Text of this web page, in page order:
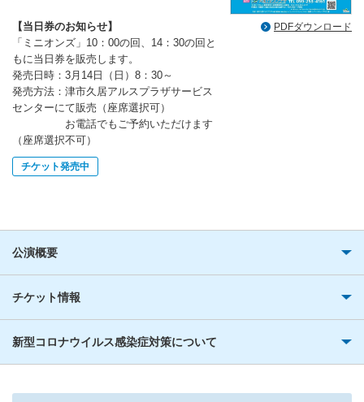
【当日券のお知らせ】
「ミニオンズ」10：00の回、14：30の回と
もに当日券を販売します。
発売日時：3月14日（日）8：30～
発売方法：津市久居アルスプラザサービス
センターにて販売（座席選択可）
お電話でもご予約いただけます
（座席選択不可）
チケット発売中
PDFダウンロード
公演概要
チケット情報
新型コロナウイルス感染症対策について